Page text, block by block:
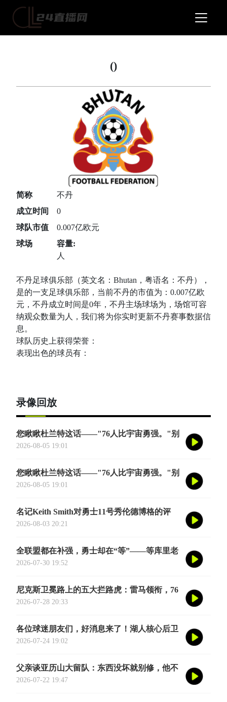
()
简称
不丹
成立时间
0
球队市值
0.007亿欧元
球场
容量:
人
不丹足球俱乐部（英文名：Bhutan，粤语名：不丹），
是的一支足球俱乐部，当前不丹的市值为：0.007亿欧
元，不丹成立时间是0年，不丹主场球场为，场馆可容
纳观众数量为人，我们将为你实时更新不丹赛事数据信
息。
球队历史上获得荣誉：
表现出色的球员有：
录像回放
您瞅瞅杜兰特这话——"76人比宇宙勇强。"别
觉得他是谦虚或者脑子进水了，我给您掰开了
2026-08-05 19:01
您瞅瞅杜兰特这话——"76人比宇宙勇强。"别
觉得他是谦虚或者脑子进水了，我给您掰开了
2026-08-05 19:01
名记Keith Smith对勇士11号秀伦德博格的评
价，用词非常精准。他说伦德博格是夏联最耀
2026-08-03 20:21
全联盟都在补强，勇士却在“等”——等库里老
去的那一天
2026-07-30 19:52
尼克斯卫冕路上的五大拦路虎：雷马领衔，76
人四巨头在列
2026-07-28 20:33
各位球迷朋友们，好消息来了！湖人核心后卫
奥斯汀·里夫斯的2026中国行「紫金之旅」正
2026-07-24 19:02
父亲谈亚历山大留队：东西没坏就别修，他不
会被夜生活诱惑走
2026-07-22 19:47